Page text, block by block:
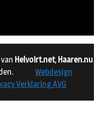
Helvoirt.net, Haaren.nu
Webdesign
Verklaring AVG